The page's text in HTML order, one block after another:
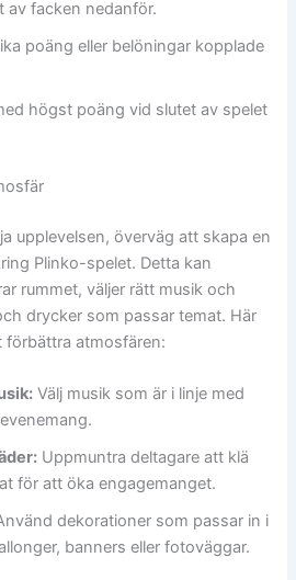
av facken nedanför.
poäng eller belöningar kopplade
högst poäng vid slutet av spelet
upplevelsen, överväg att skapa en
Plinko-spelet. Detta kan
rummet, väljer rätt musik och
drycker som passar temat. Här
förbättra atmosfären:
Välj musik som är i linje med
Uppmuntra deltagare att klä
för att öka engagemanget.
dekorationer som passar in i
banners eller fotoväggar.